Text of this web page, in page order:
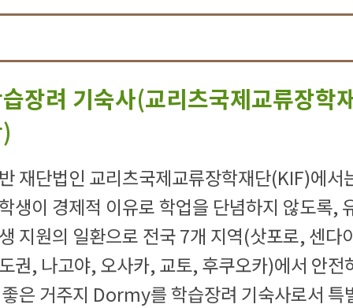
장려 기숙사(교리츠국제교류장학
재단법인 교리츠국제교류장학재단(KIF)에서
생이 경제적 이유로 학업을 단념하지 않도록,
지원의 일환으로 전국 7개 지역(삿포로, 센다
권, 나고야, 오사카, 교토, 후쿠오카)에서 안전
은 거주지 Dormy를 학습장려 기숙사로서 특